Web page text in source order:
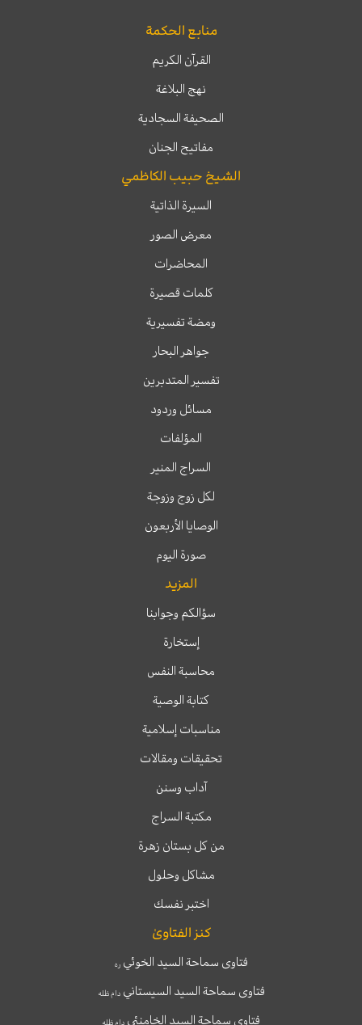
منابع الحكمة
القرآن الكريم
نهج البلاغة
الصحيفة السجادية
مفاتيح الجنان
الشيخ حبيب الكاظمي
السيرة الذاتية
معرض الصور
المحاضرات
كلمات قصيرة
ومضة تفسيرية
جواهر البحار
تفسير المتدبرين
مسائل وردود
المؤلفات
السراج المنير
لكل زوج وزوجة
الوصايا الأربعون
صورة اليوم
المزيد
سؤالكم وجوابنا
إستخارة
محاسبة النفس
كتابة الوصية
مناسبات إسلامية
تحقيقات ومقالات
آداب وسنن
مكتبة السراج
من كل بستان زهرة
مشاكل وحلول
اختبر نفسك
كنز الفتاوىٰ
فتاوى سماحة السيد الخوئيره
فتاوى سماحة السيد السيستانيدام ظله
فتاوى سماحة السيد الخامنئي دام ظله